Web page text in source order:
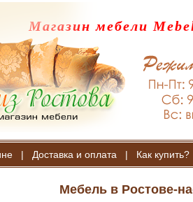
Магазин мебели
| Доставка и оплата | Как купить?
Мебель в Ростове-